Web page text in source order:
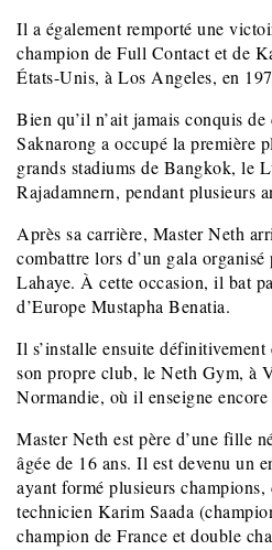
Il a également remporté une
champion de Full Contact et de
États-Unis, à Los Angeles, en
Bien qu’il n’ait jamais conquis
Saknarong a occupé la première
grands stadiums de Bangkok, le
Rajadamnern, pendant plusieurs
Après sa carrière, Master Neth
combattre lors d’un gala
Lahaye. À cette occasion, il bat
d’Europe Mustapha Benatia.
Il s’installe ensuite définitivement
son propre club, le Neth Gym, à
Normandie, où il enseigne encore
Master Neth est père d’une fille
âgée de 16 ans. Il est devenu un
ayant formé plusieurs
technicien Karim Saada
champion de France et double